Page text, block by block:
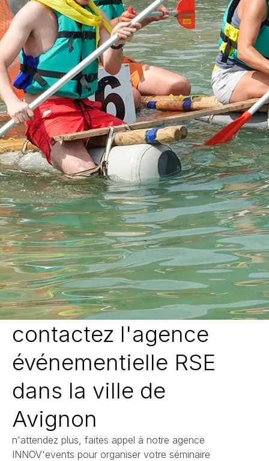
contactez l'agence
événementielle RSE
dans la ville de
Avignon
n'attendez plus, faites appel à notre agence
INNOV'events pour organiser votre séminaire